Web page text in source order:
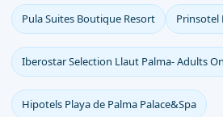
Pula Suites Boutique Resort Prinsotel
Iberostar Selection Llaut Palma- Adults
Hipotels Playa de Palma Palace&Spa